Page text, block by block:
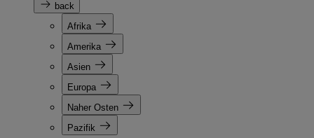
back
Afrika
Amerika
Asien
Europa
Naher Osten
Pazifik